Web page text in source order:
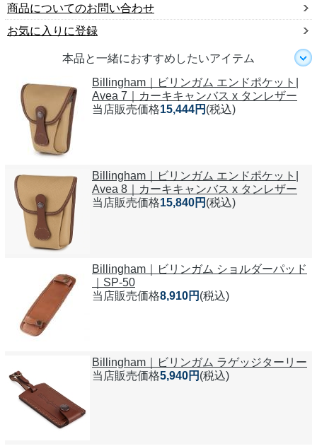
商品についてのお問い合わせ
お気に入りに登録
本品と一緒におすすめしたいアイテム
Billingham｜ビリンガム エンドポケット|
Avea 7｜カーキキャンバス x タンレザー
当店販売価格15,444円 (税込)
Billingham｜ビリンガム エンドポケット|
Avea 8｜カーキキャンバス x タンレザー
当店販売価格15,840円 (税込)
Billingham｜ビリンガム ショルダーパッド
｜SP-50
当店販売価格8,910円 (税込)
Billingham｜ビリンガム ラゲッジターリー
当店販売価格5,940円 (税込)